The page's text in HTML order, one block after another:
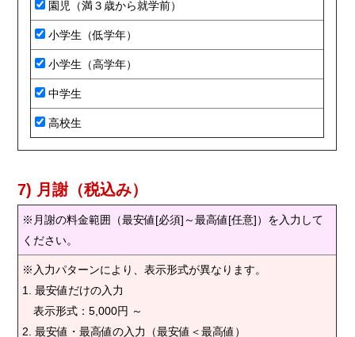
園児（満３歳から就学前）
小学生（低学年）
小学生（高学年）
中学生
高校生
7) 月謝（税込み）
※月謝の料金範囲（最安値[必須]～最高値[任意]）を入力して
ください。
※入力パターンにより、表示形式が異なります。
1. 最安値だけの入力
表示形式：5,000円 ～
2. 最安値・最高値の入力（最安値＜最高値）